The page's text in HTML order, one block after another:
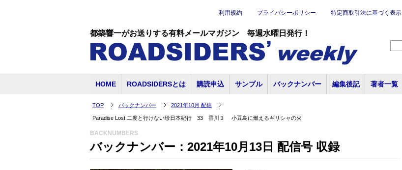
都築響一がお送りする有料メールマガジン 毎週水曜日発行！
利用規約 プライバシーポリシー 特定商取引法に基づく表示
HOME ROADSIDERSとは 購読申込 サンプル バックナンバー 編集後記 著者一覧
TOP バックナンバー 2021年10月 配信
Paradise Lost 二度と行けない珍日本紀行 33 香川３ 小豆島に燃えるギリシャの火
BACKNUMBERS
バックナンバー：2021年10月13日 配信号 収録